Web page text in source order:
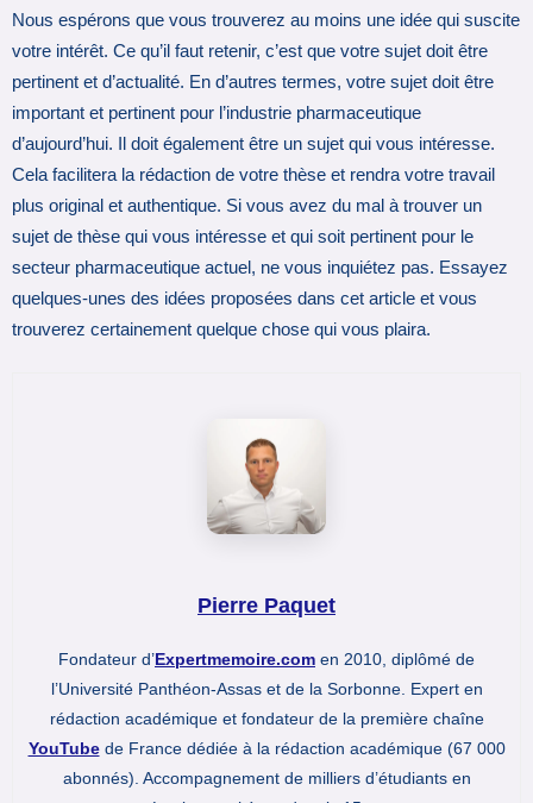
Nous espérons que vous trouverez au moins une idée qui suscite
votre intérêt. Ce qu’il faut retenir, c’est que votre sujet doit être
pertinent et d’actualité. En d’autres termes, votre sujet doit être
important et pertinent pour l’industrie pharmaceutique
d’aujourd’hui. Il doit également être un sujet qui vous intéresse.
Cela facilitera la rédaction de votre thèse et rendra votre travail
plus original et authentique. Si vous avez du mal à trouver un
sujet de thèse qui vous intéresse et qui soit pertinent pour le
secteur pharmaceutique actuel, ne vous inquiétez pas. Essayez
quelques-unes des idées proposées dans cet article et vous
trouverez certainement quelque chose qui vous plaira.
Pierre Paquet
Fondateur d’Expertmemoire.com en 2010, diplômé de
l’Université Panthéon-Assas et de la Sorbonne. Expert en
rédaction académique et fondateur de la première chaîne
YouTubede France dédiée à la rédaction académique (67 000
abonnés). Accompagnement de milliers d’étudiants en